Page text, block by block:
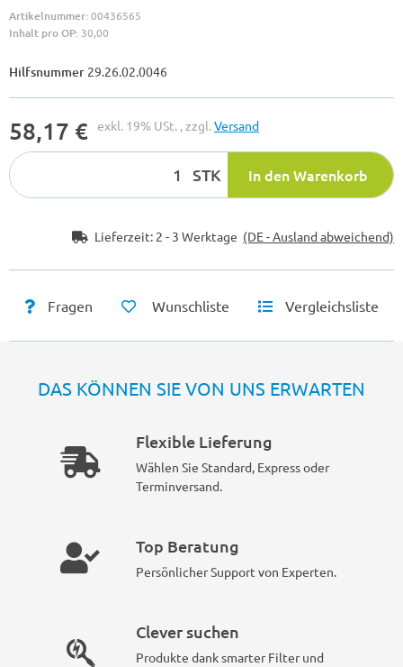
Artikelnummer:00436565
Inhalt pro OP: 30,00
Hilfsnummer 29.26.02.0046
58,17 € exkl. 19% USt. , zzgl.Versand
STK In den Warenkorb
Lieferzeit: 2 - 3 Werktage (DE - Ausland abweichend)
Fragen Wunschliste Vergleichsliste
DAS KÖNNEN SIE VON UNS ERWARTEN
Flexible Lieferung
Wählen Sie Standard, Express oder
Terminversand.
Top Beratung
Persönlicher Support von Experten.
Clever suchen
Produkte dank smarter Filter und